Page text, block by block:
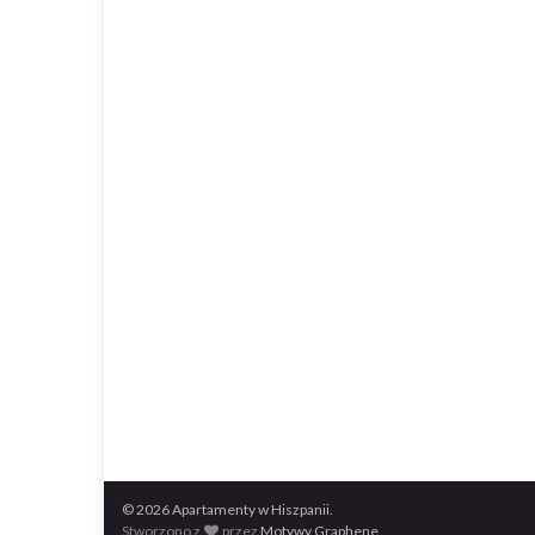
© 2026 Apartamenty w Hiszpanii.
Stworzono z
przez Motywy Graphene